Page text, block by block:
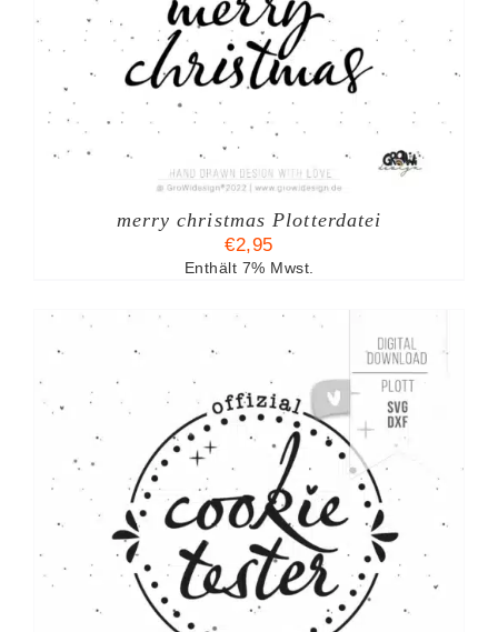
merry christmas Plotterdatei
€2,95
Enthält 7% Mwst.